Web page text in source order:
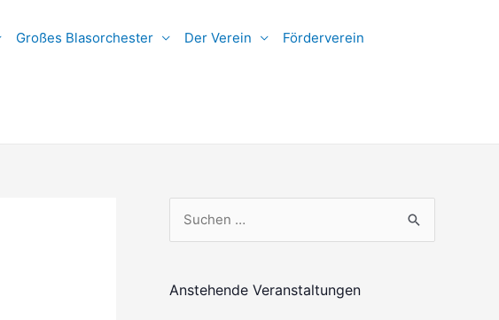
Großes Blasorchester Der Verein Förderverein
h
Anstehende Veranstaltungen